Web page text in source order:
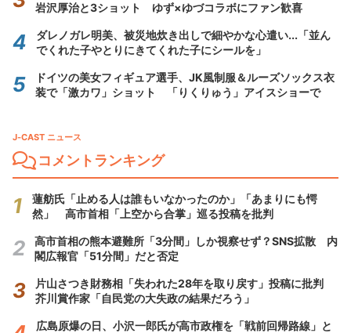
岩沢厚治と3ショット ゆず×ゆづコラボにファン歓喜
ダレノガレ明美、被災地炊き出しで細やかな心遣い...「並ん
でくれた子やとりにきてくれた子にシールを」
ドイツの美女フィギュア選手、JK風制服＆ルーズソックス衣
装で「激カワ」ショット 「りくりゅう」アイスショーで
J-CAST ニュース
コメントランキング
蓮舫氏「止める人は誰もいなかったのか」「あまりにも愕
然」 高市首相「上空から合掌」巡る投稿を批判
高市首相の熊本避難所「3分間」しか視察せず？SNS拡散 内
閣広報官「51分間」だと否定
片山さつき財務相「失われた28年を取り戻す」投稿に批判
芥川賞作家「自民党の大失政の結果だろう」
広島原爆の日、小沢一郎氏が高市政権を「戦前回帰路線」と